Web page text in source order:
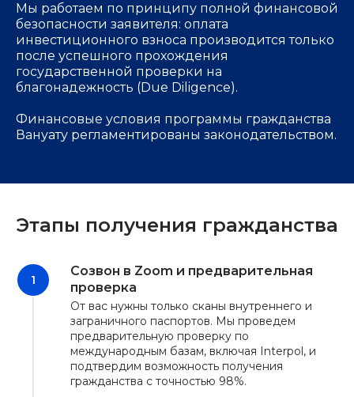
Мы работаем по принципу полной финансовой
безопасности заявителя: оплата
инвестиционного взноса производится только
после успешного прохождения
государственной проверки на
благонадежность (Due Diligence).
Финансовые условия программы гражданства
Вануату регламентированы законодательством.
Этапы получения гражданства
Созвон в Zoom и предварительная
проверка
От вас нужны только сканы внутреннего и
заграничного паспортов. Мы проведем
предварительную проверку по
международным базам, включая Interpol, и
подтвердим возможность получения
гражданства с точностью 98%.